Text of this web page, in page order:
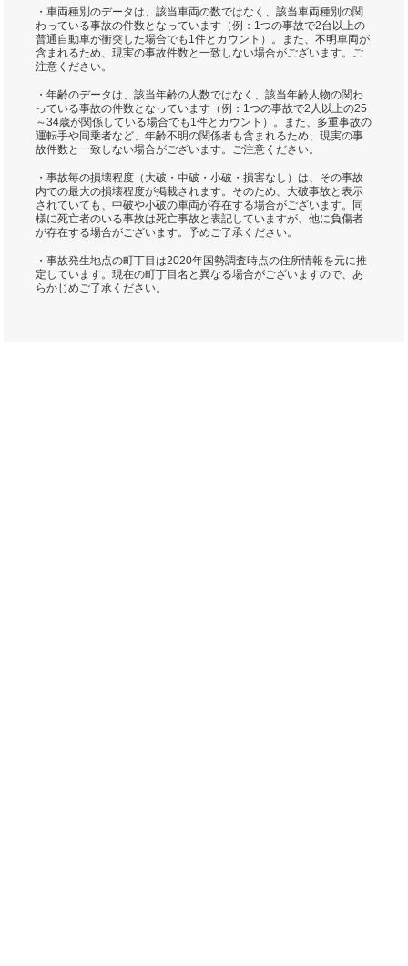
・車両種別のデータは、該当車両の数ではなく、該当車両種別の関
わっている事故の件数となっています（例：1つの事故で2台以上の
普通自動車が衝突した場合でも1件とカウント）。また、不明車両が
含まれるため、現実の事故件数と一致しない場合がございます。ご
注意ください。
・年齢のデータは、該当年齢の人数ではなく、該当年齢人物の関わ
っている事故の件数となっています（例：1つの事故で2人以上の25
～34歳が関係している場合でも1件とカウント）。また、多重事故の
運転手や同乗者など、年齢不明の関係者も含まれるため、現実の事
故件数と一致しない場合がございます。ご注意ください。
・事故毎の損壊程度（大破・中破・小破・損害なし）は、その事故
内での最大の損壊程度が掲載されます。そのため、大破事故と表示
されていても、中破や小破の車両が存在する場合がございます。同
様に死亡者のいる事故は死亡事故と表記していますが、他に負傷者
が存在する場合がございます。予めご了承ください。
・事故発生地点の町丁目は2020年国勢調査時点の住所情報を元に推
定しています。現在の町丁目名と異なる場合がございますので、あ
らかじめご了承ください。